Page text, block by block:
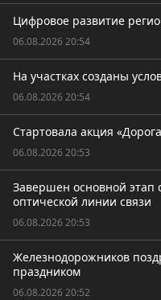
Цифровое развитие
06.08.2026 20:54
На участках созданы
06.08.2026 20:54
Стартовала акция
06.08.2026 20:53
Завершен основной этап
оптической линии связи
06.08.2026 20:53
Железнодорожников
праздником
06.08.2026 20:52